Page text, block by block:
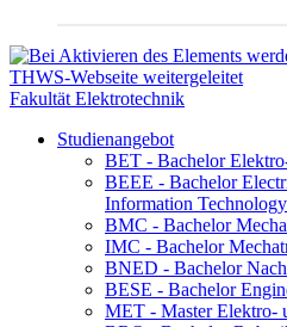
Fakultät Elektrotechnik
Studienangebot
BET - Bachelor
BEEE - Bachelor
Information
BMC - Bachelor
IMC - Bachelor
BNED - Bachelor
BESE - Bachelor
MET - Master Elektro-